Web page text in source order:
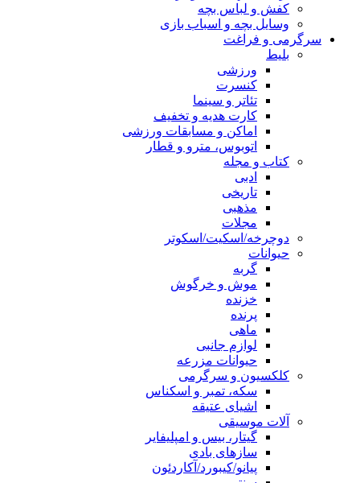
کفش و لباس بچه
وسایل بچه و اسباب بازی
سرگرمی و فراغت
بلیط
ورزشی
کنسرت
تئاتر و سینما
کارت هدیه و تخفیف
اماکن و مسابقات ورزشی
اتوبوس، مترو و قطار
کتاب و مجله
ادبی
تاریخی
مذهبی
مجلات
دوچرخه/اسکیت/اسکوتر
حیوانات
گربه
موش و خرگوش
خزنده
پرنده
ماهی
لوازم جانبی
حیوانات مزرعه
کلکسیون و سرگرمی
سکه، تمبر و اسکناس
اشیای عتیقه
آلات موسیقی
گیتار، بیس و امپلیفایر
سازهای بادی
پیانو/کیبورد/آکاردئون